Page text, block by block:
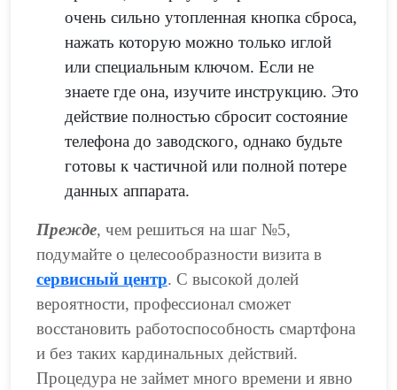
очень сильно утопленная кнопка сброса,
нажать которую можно только иглой
или специальным ключом. Если не
знаете где она, изучите инструкцию. Это
действие полностью сбросит состояние
телефона до заводского, однако будьте
готовы к частичной или полной потере
данных аппарата.
Прежде, чем решиться на шаг №5,
подумайте о целесообразности визита в
сервисный центр. С высокой долей
вероятности, профессионал сможет
восстановить работоспособность смартфона
и без таких кардинальных действий.
Процедура не займет много времени и явно